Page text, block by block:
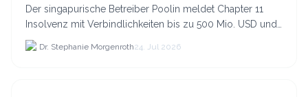
Der singapurische Betreiber Poolin meldet Chapter 11
Insolvenz mit Verbindlichkeiten bis zu 500 Mio. USD und
plant den Verkauf zweier Texas-Standorte für.
Dr. Stephanie Morgenroth24. Jul 2026